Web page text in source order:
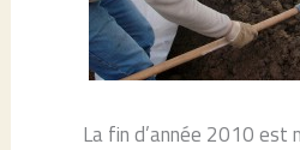
La fin d’année 2010 est